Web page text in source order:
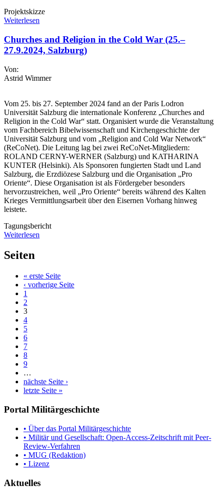
Projektskizze
Weiterlesen
Churches and Religion in the Cold War (25.–
27.9.2024, Salzburg)
Von:
Astrid Wimmer
Vom 25. bis 27. September 2024 fand an der Paris Lodron
Universität Salzburg die internationale Konferenz „Churches and
Religion in the Cold War“ statt. Organisiert wurde die Veranstaltung
vom Fachbereich Bibelwissenschaft und Kirchengeschichte der
Universität Salzburg und vom „Religion and Cold War Network“
(ReCoNet). Die Leitung lag bei zwei ReCoNet-Mitgliedern:
ROLAND CERNY-WERNER (Salzburg) und KATHARINA
KUNTER (Helsinki). Als Sponsoren fungierten Stadt und Land
Salzburg, die Erzdiözese Salzburg und die Organisation „Pro
Oriente“. Diese Organisation ist als Fördergeber besonders
hervorzustreichen, weil „Pro Oriente“ bereits während des Kalten
Krieges Vermittlungsarbeit über den Eisernen Vorhang hinweg
leistete.
Tagungsbericht
Weiterlesen
Seiten
« erste Seite
‹ vorherige Seite
1
2
3
4
5
6
7
8
9
…
nächste Seite ›
letzte Seite »
Portal Militärgeschichte
• Über das Portal Militärgeschichte
• Militär und Gesellschaft: Open-Access-Zeitschrift mit Peer-
Review-Verfahren
• MUG (Redaktion)
• Lizenz
Aktuelles